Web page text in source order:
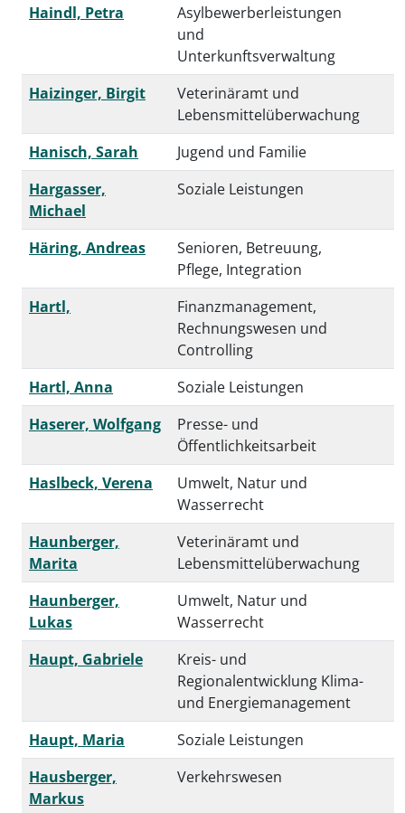
Haindl, Petra
Asylbewerberleistungen
und
Unterkunftsverwaltung
Haizinger, Birgit
Veterinäramt und
Lebensmittelüberwachung
Hanisch, Sarah
Jugend und Familie
Hargasser,
Michael
Soziale Leistungen
Häring, Andreas
Senioren, Betreuung,
Pflege, Integration
Hartl,
Finanzmanagement,
Rechnungswesen und
Controlling
Hartl, Anna
Soziale Leistungen
Haserer, Wolfgang
Presse- und
Öffentlichkeitsarbeit
Haslbeck, Verena
Umwelt, Natur und
Wasserrecht
Haunberger,
Marita
Veterinäramt und
Lebensmittelüberwachung
Haunberger,
Lukas
Umwelt, Natur und
Wasserrecht
Haupt, Gabriele
Kreis- und
Regionalentwicklung Klima-
und Energiemanagement
Haupt, Maria
Soziale Leistungen
Hausberger,
Markus
Verkehrswesen